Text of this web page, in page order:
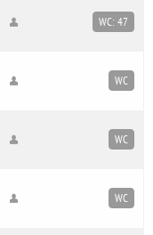
WC: 47
WC
WC
WC